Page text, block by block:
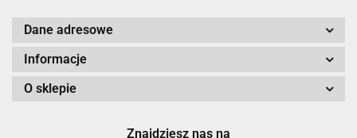
Dane adresowe
Informacje
O sklepie
Znajdziesz nas na